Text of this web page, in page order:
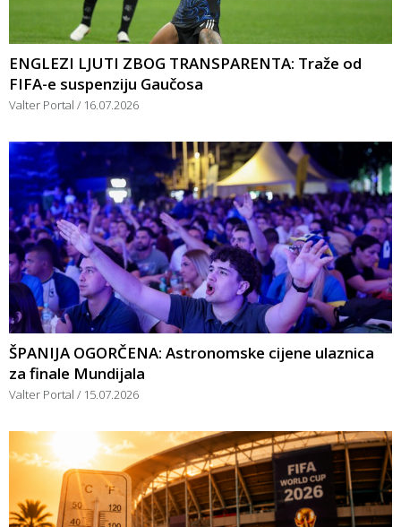
ENGLEZI LJUTI ZBOG TRANSPARENTA: Traže od
FIFA-e suspenziju Gaučosa
Valter Portal 16.07.2026
ŠPANIJA OGORČENA: Astronomske cijene ulaznica
za finale Mundijala
Valter Portal 15.07.2026